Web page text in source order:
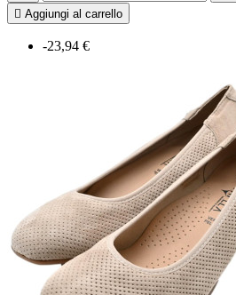
 Aggiungi al carrello
-23,94 €